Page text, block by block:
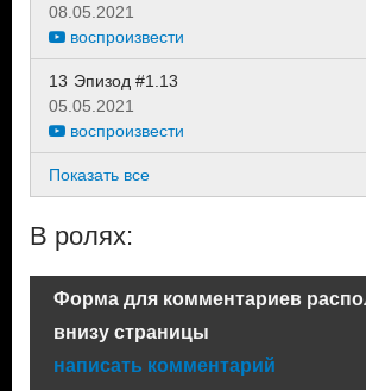
08.05.2021
воспроизвести
13 Эпизод #1.13
05.05.2021
воспроизвести
Показать все
В ролях:
Форма для комментариев
внизу страницы
написать комментарий